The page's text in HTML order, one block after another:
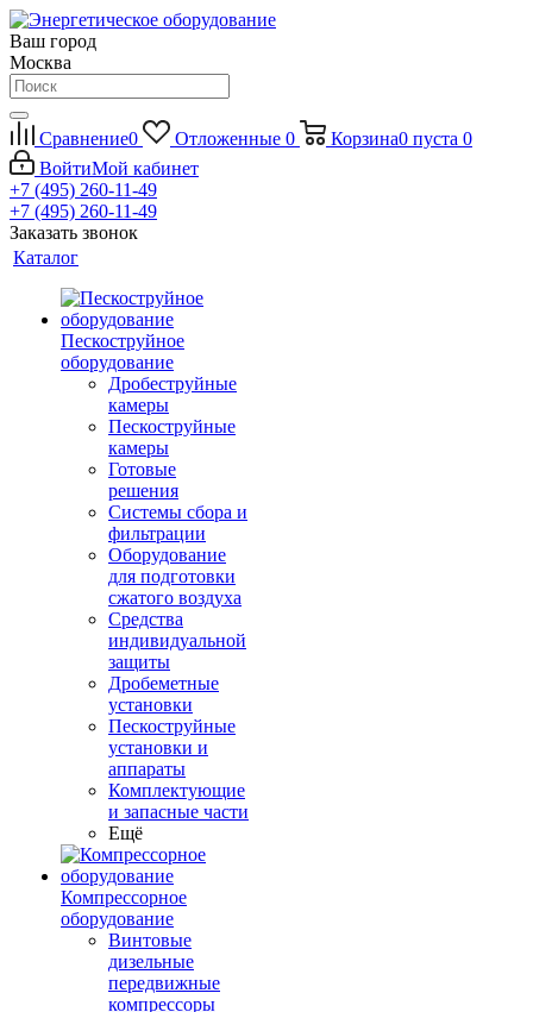
Ваш город
Москва
Сравнение0 Отложенные 0 Корзина0 пуста 0
ВойтиМой кабинет
+7 (495) 260-11-49
+7 (495) 260-11-49
Заказать звонок
Каталог
Пескоструйное
оборудование
Дробеструйные
камеры
Пескоструйные
камеры
Готовые
решения
Системы сбора и
фильтрации
Оборудование
для подготовки
сжатого воздуха
Средства
индивидуальной
защиты
Дробеметные
установки
Пескоструйные
установки и
аппараты
Комплектующие
и запасные части
Ещё
Компрессорное
оборудование
Винтовые
дизельные
передвижные
компрессоры